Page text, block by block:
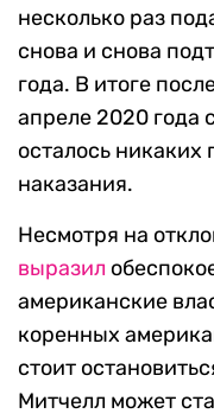
несколько раз
снова и снова
года. В итоге
апреле 2020 года
осталось никаких
наказания.
Несмотря на
выразил
американские
коренных
стоит
Митчелл может